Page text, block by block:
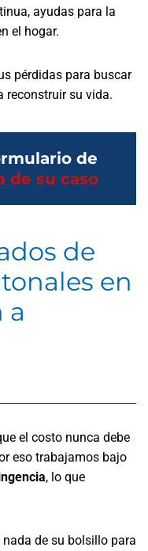
ayudas para la
el hogar.
pérdidas para buscar
reconstruir su vida.
de
de su caso
de
en
a
el costo nunca debe
eso trabajamos bajo
, lo que
nada de su bolsillo para